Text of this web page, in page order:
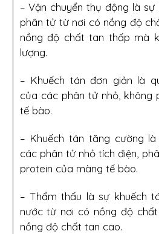
– Vận chuyển thụ động là
phân tử từ nơi có nồng độ
nồng độ chất tan thấp mà
lượng.
– Khuếch tán đơn giản là
của các phân tử nhỏ, không
tế bào.
– Khuếch tán tăng cường
các phân tử nhỏ tích điện,
protein của màng tế bào.
– Thẩm thấu là sự khuếch
nước từ nơi có nồng độ
nồng độ chất tan cao.